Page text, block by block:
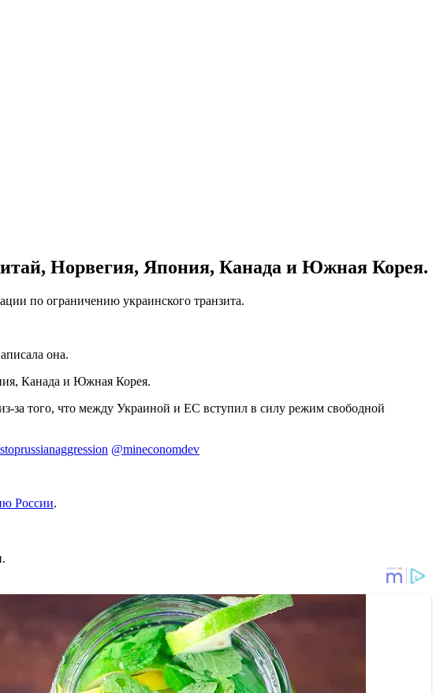
Норвегия, Япония, Канада и Южная Корея.
по ограничению украинского транзита.
она.
Канада и Южная Корея.
за того, что между Украиной и ЕС вступил в силу режим свободной
@mineconomdev
России.